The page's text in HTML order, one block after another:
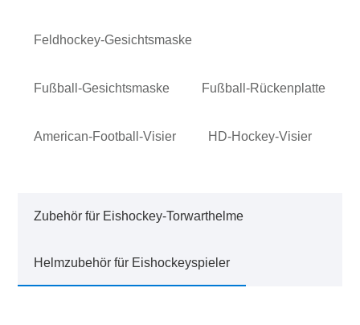
Feldhockey-Gesichtsmaske
Fußball-Gesichtsmaske Fußball-Rückenplatte
American-Football-Visier HD-Hockey-Visier
Zubehör für Eishockey-Torwarthelme
Helmzubehör für Eishockeyspieler